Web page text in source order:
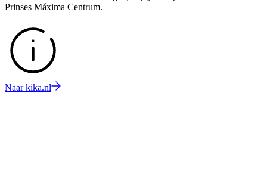
Prinses Máxima Centrum.
Naar kika.nl